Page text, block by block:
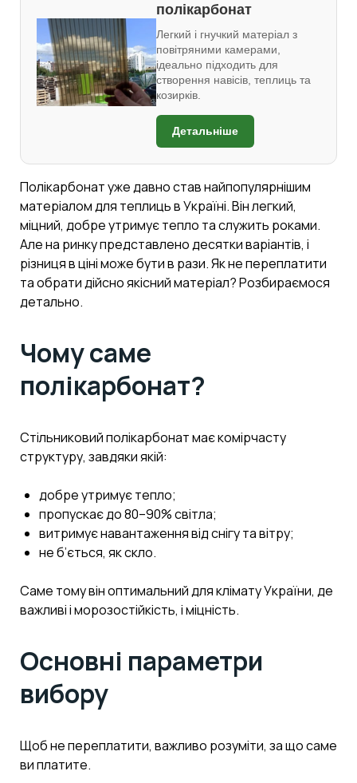
полікарбонат
Легкий і гнучкий матеріал з
повітряними камерами,
ідеально підходить для
створення навісів, теплиць та
козирків.
Детальніше
Полікарбонат уже давно став найпопулярнішим
матеріалом для теплиць в Україні. Він легкий,
міцний, добре утримує тепло та служить роками.
Але на ринку представлено десятки варіантів, і
різниця в ціні може бути в рази. Як не переплатити
та обрати дійсно якісний матеріал? Розбираємося
детально.
Чому саме
полікарбонат?
Стільниковий полікарбонат має комірчасту
структуру, завдяки якій:
добре утримує тепло;
пропускає до 80–90% світла;
витримує навантаження від снігу та вітру;
не б’ється, як скло.
Саме тому він оптимальний для клімату України, де
важливі і морозостійкість, і міцність.
Основні параметри
вибору
Щоб не переплатити, важливо розуміти, за що саме
ви платите.